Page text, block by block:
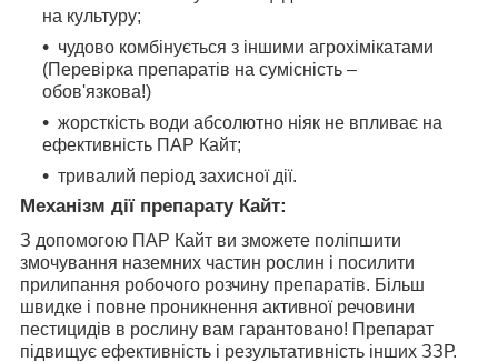
на культуру;
чудово комбінується з іншими агрохімікатами
(Перевірка препаратів на сумісність –
обов'язкова!)
жорсткість води абсолютно ніяк не впливає на
ефективність ПАР Кайт;
тривалий період захисної дії.
Механізм дії препарату Кайт:
З допомогою ПАР Кайт ви зможете поліпшити
змочування наземних частин рослин і посилити
прилипання робочого розчину препаратів. Більш
швидке і повне проникнення активної речовини
пестицидів в рослину вам гарантовано! Препарат
підвищує ефективність і результативність інших ЗЗР.